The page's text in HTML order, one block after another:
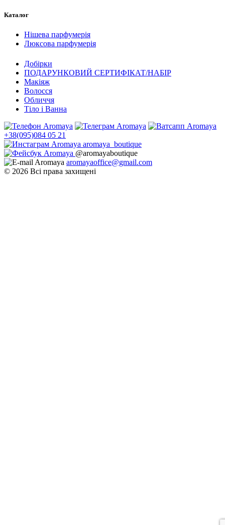
Каталог
Нішева парфумерія
Люксова парфумерія
Добірки
ПОДАРУНКОВИЙ СЕРТИФІКАТ/НАБІР
Макіяж
Волосся
Обличчя
Тіло і Ванна
+38(095)084 05 21
aromaya_boutique
@aromayaboutique
aromayaoffice@gmail.com
© 2026 Всі права захищені